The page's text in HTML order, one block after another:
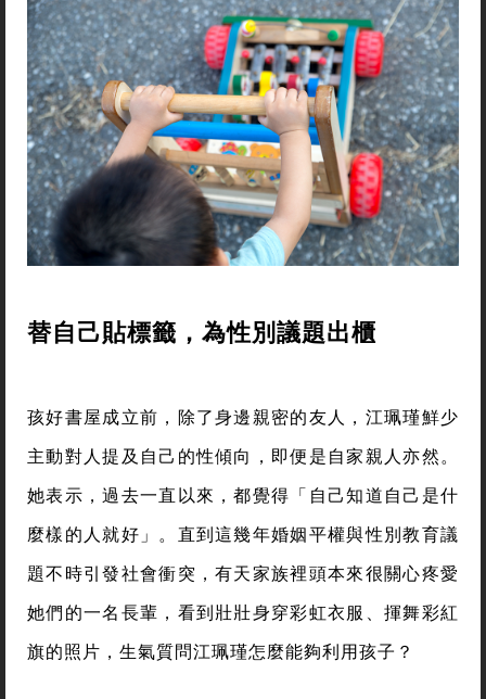
替自己貼標籤，為性別議題出櫃
孩好書屋成立前，除了身邊親密的友人，江珮瑾鮮少
主動對人提及自己的性傾向，即便是自家親人亦然。
她表示，過去一直以來，都覺得「自己知道自己是什
麼樣的人就好」。直到這幾年婚姻平權與性別教育議
題不時引發社會衝突，有天家族裡頭本來很關心疼愛
她們的一名長輩，看到壯壯身穿彩虹衣服、揮舞彩紅
旗的照片，生氣質問江珮瑾怎麼能夠利用孩子？